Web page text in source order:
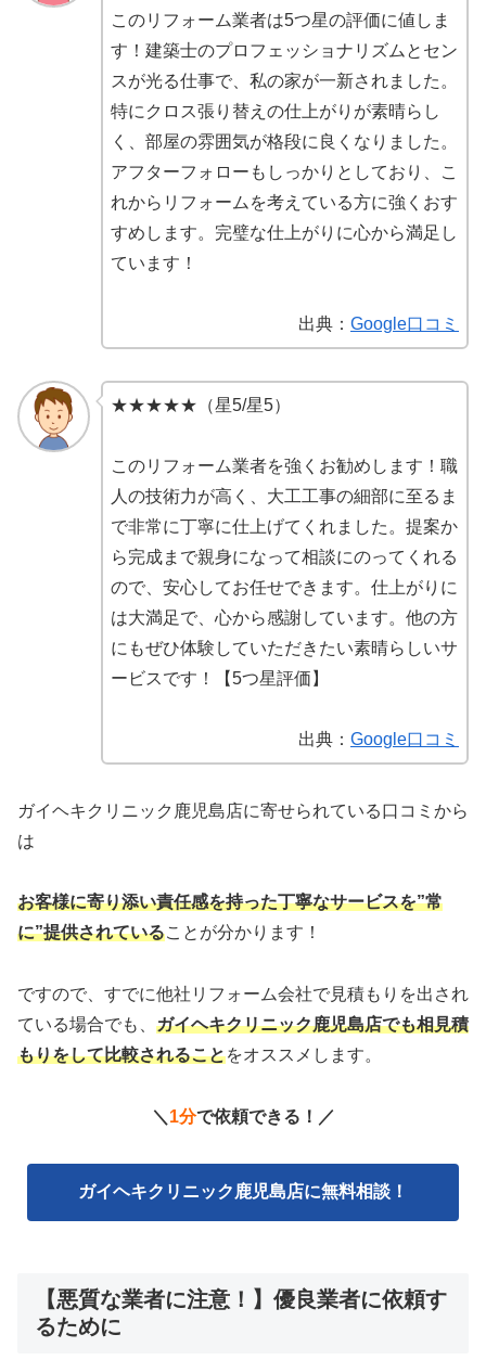
このリフォーム業者は5つ星の評価に値しま
す！建築士のプロフェッショナリズムとセン
スが光る仕事で、私の家が一新されました。
特にクロス張り替えの仕上がりが素晴らし
く、部屋の雰囲気が格段に良くなりました。
アフターフォローもしっかりとしており、こ
れからリフォームを考えている方に強くおす
すめします。完璧な仕上がりに心から満足し
ています！
出典： Google口コミ
★★★★★（星5/星5）
このリフォーム業者を強くお勧めします！職
人の技術力が高く、大工工事の細部に至るま
で非常に丁寧に仕上げてくれました。提案か
ら完成まで親身になって相談にのってくれる
ので、安心してお任せできます。仕上がりに
は大満足で、心から感謝しています。他の方
にもぜひ体験していただきたい素晴らしいサ
ービスです！【5つ星評価】
出典： Google口コミ
ガイヘキクリニック鹿児島店に寄せられている口コミから
は
お客様に寄り添い責任感を持った丁寧なサービスを”常
に”提供されていることが分かります！
ですので、すでに他社リフォーム会社で見積もりを出され
ている場合でも、 ガイヘキクリニック鹿児島店でも相見積
もりをして比較されることをオススメします。
＼ 1分で依頼できる！／
ガイヘキクリニック鹿児島店に無料相談！
【悪質な業者に注意！】優良業者に依頼す
るために